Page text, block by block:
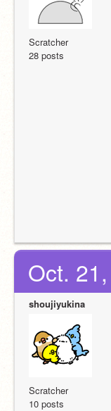
Scratcher
28 posts
Oct.
shoujiyukina
Scratcher
10 posts